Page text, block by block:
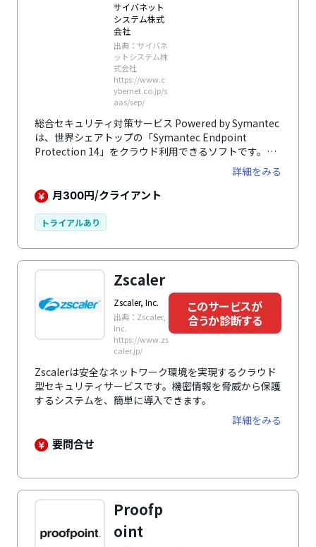
サイバネット
システム株式
会社
出典：サイバネ
ットシステム株
式会社
https://www.c
ybernet.co.jp/s
aas/sep/
総合セキュリティ対策サービス Powered by Symantec
は、世界シェアトップの「Symantec Endpoint
Protection 14」をクラウド利用できるソフトです。社
内外問わず、脅威をブロックできます。100台以上での
詳細をみる
月300円/クライアント
トライアルあり
Zscaler
Zscaler, Inc.
出典：Zscaler,
Inc.
https://www.zs
caler.jp/
このサービスが
合うか診断する
Zscalerは安全なネットワーク環境を実現するクラウド
型セキュリティサービスです。機密情報を脅威から保護
するシステムを、簡単に導入できます。
詳細をみる
要問合せ
Proofp
oint